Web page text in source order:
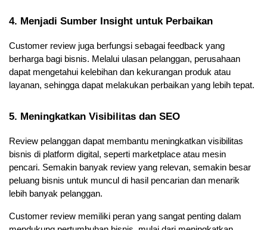
4. Menjadi Sumber Insight untuk Perbaikan
Customer review juga berfungsi sebagai feedback yang
berharga bagi bisnis. Melalui ulasan pelanggan, perusahaan
dapat mengetahui kelebihan dan kekurangan produk atau
layanan, sehingga dapat melakukan perbaikan yang lebih tepat.
5. Meningkatkan Visibilitas dan SEO
Review pelanggan dapat membantu meningkatkan visibilitas
bisnis di platform digital, seperti marketplace atau mesin
pencari. Semakin banyak review yang relevan, semakin besar
peluang bisnis untuk muncul di hasil pencarian dan menarik
lebih banyak pelanggan.
Customer review memiliki peran yang sangat penting dalam